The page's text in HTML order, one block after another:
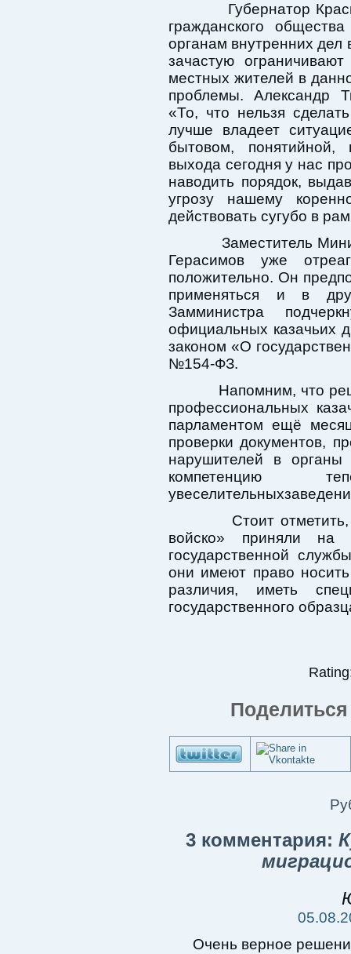
Губернатор
гражданского
органам внутренних дел
зачастую
местных жителей в
проблемы. Александр
«То, что нельзя
лучше владеет
бытовом, понятийной,
выхода сегодня у нас
наводить порядок,
угрозу нашему
действовать сугубо в
Заместитель
Герасимов уже
положительно. Он
применяться и в
Замминистра
официальных казачьих
законом «О
№154-ФЗ.
Напомним, что
профессиональных
парламентом ещё
проверки документов,
нарушителей в
компетенцию
Стоит отметить,
войско» приняли на
государственной
они имеют право
различия, иметь
государственного
3 комментария:
Очень верное